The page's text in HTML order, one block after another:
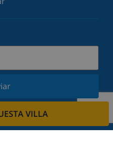
VILLA
i estigues informat
Respectem la